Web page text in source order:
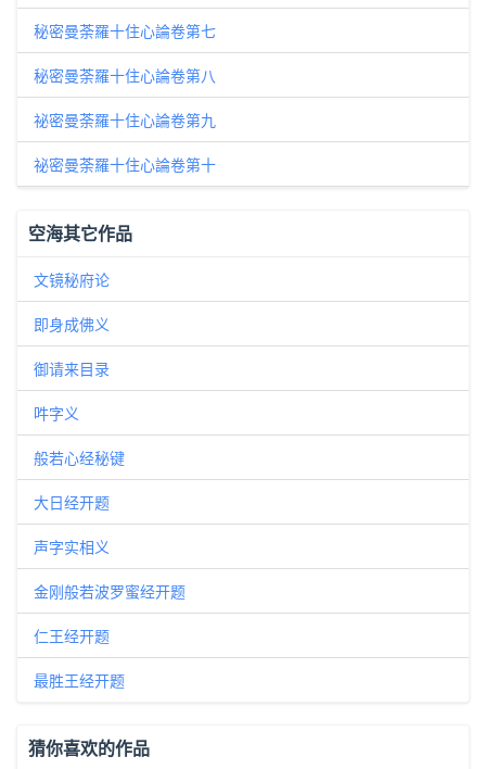
秘密曼荼羅十住心論卷第七
秘密曼荼羅十住心論卷第八
祕密曼荼羅十住心論卷第九
祕密曼荼羅十住心論卷第十
空海其它作品
文镜秘府论
即身成佛义
御请来目录
吽字义
般若心经秘键
大日经开题
声字实相义
金刚般若波罗蜜经开题
仁王经开题
最胜王经开题
猜你喜欢的作品